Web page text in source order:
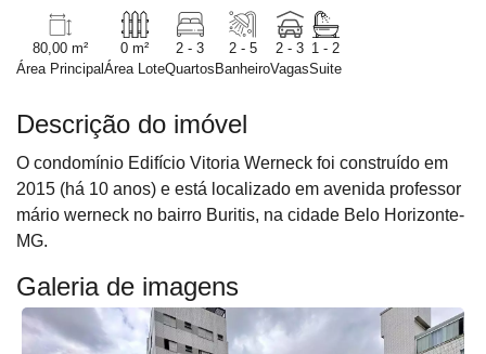
80,00 m²
Área Principal
0 m²
Área Lote
2 - 3
Quartos
2 - 5
Banheiro
2 - 3
Vagas
1 - 2
Suite
Descrição do imóvel
O condomínio Edifício Vitoria Werneck foi construído em
2015 (há 10 anos) e está localizado em avenida professor
mário werneck no bairro Buritis, na cidade Belo Horizonte-
MG.
Galeria de imagens